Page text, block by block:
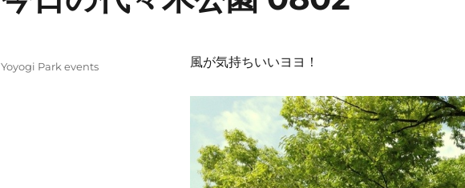
風が気持ちいいヨヨ！
Posted
on
Categories
Yoyogi Park events